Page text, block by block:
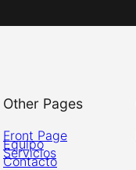
Other Pages
Front Page
Equipo
Servicios
Contacto